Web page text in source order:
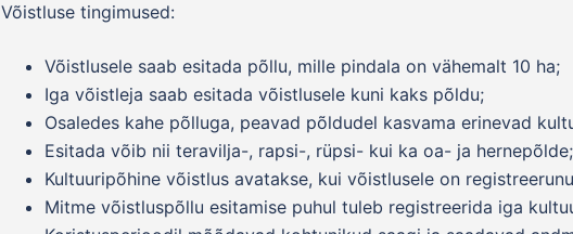
Võistluse tingimused:
Võistlusele saab esitada põllu, mille pindala on vähemalt 10 ha;
Iga võistleja saab esitada võistlusele kuni kaks põldu;
Osaledes kahe põlluga, peavad põldudel kasvama erinevad
Esitada võib nii teravilja-, rapsi-, rüpsi- kui ka oa- ja hernepõlde;
Kultuuripõhine võistlus avatakse, kui võistlusele on
Mitme võistluspõllu esitamise puhul tuleb registreerida iga